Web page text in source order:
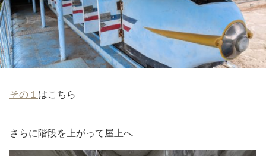
その１ はこちら
さらに階段を上がって屋上へ